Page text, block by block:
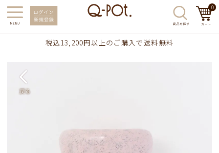
0
税込13,200円以上のご購入で送料無料